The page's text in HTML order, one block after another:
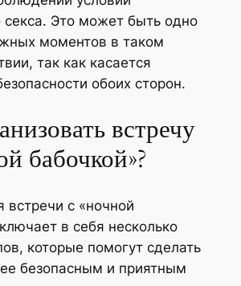
секса. Это может быть одно
моментов в таком
так как касается
обоих сторон.
встречу
бабочкой»?
встречи с «ночной
в себя несколько
которые помогут сделать
безопасным и приятным